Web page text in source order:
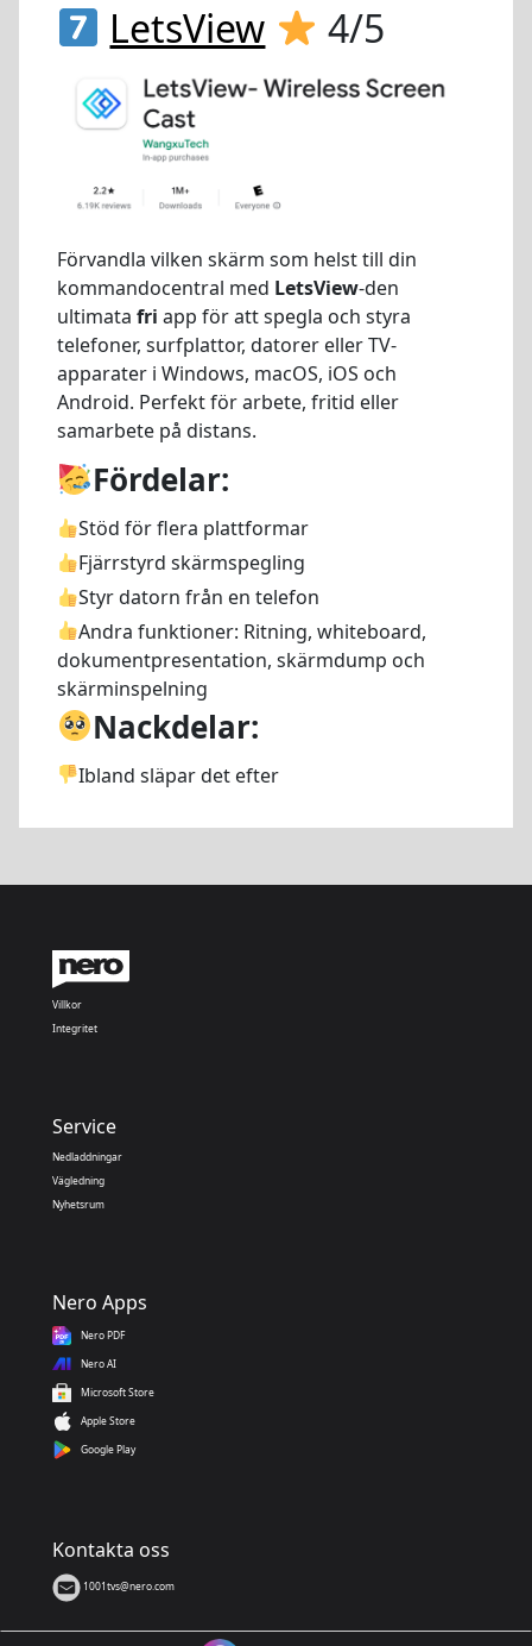
LetsView 4/5
Förvandla vilken skärm som helst till din
kommandocentral med LetsView-den
ultimata fri app för att spegla och styra
telefoner, surfplattor, datorer eller TV-
apparater i Windows, macOS, iOS och
Android. Perfekt för arbete, fritid eller
samarbete på distans.
Fördelar:
Stöd för flera plattformar
Fjärrstyrd skärmspegling
Styr datorn från en telefon
Andra funktioner: Ritning, whiteboard,
dokumentpresentation, skärmdump och
skärminspelning
Nackdelar:
Ibland släpar det efter
Villkor
Integritet
Service
Nedladdningar
Vägledning
Nyhetsrum
Nero Apps
Nero PDF
Nero AI
Microsoft Store
Apple Store
Google Play
Kontakta oss
1001tvs@nero.com